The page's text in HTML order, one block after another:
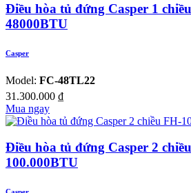
Điều hòa tủ đứng Casper 1
48000BTU
Casper
Model: FC-48TL22
31.300.000 ₫
Mua ngay
Điều hòa tủ đứng Casper 2
100.000BTU